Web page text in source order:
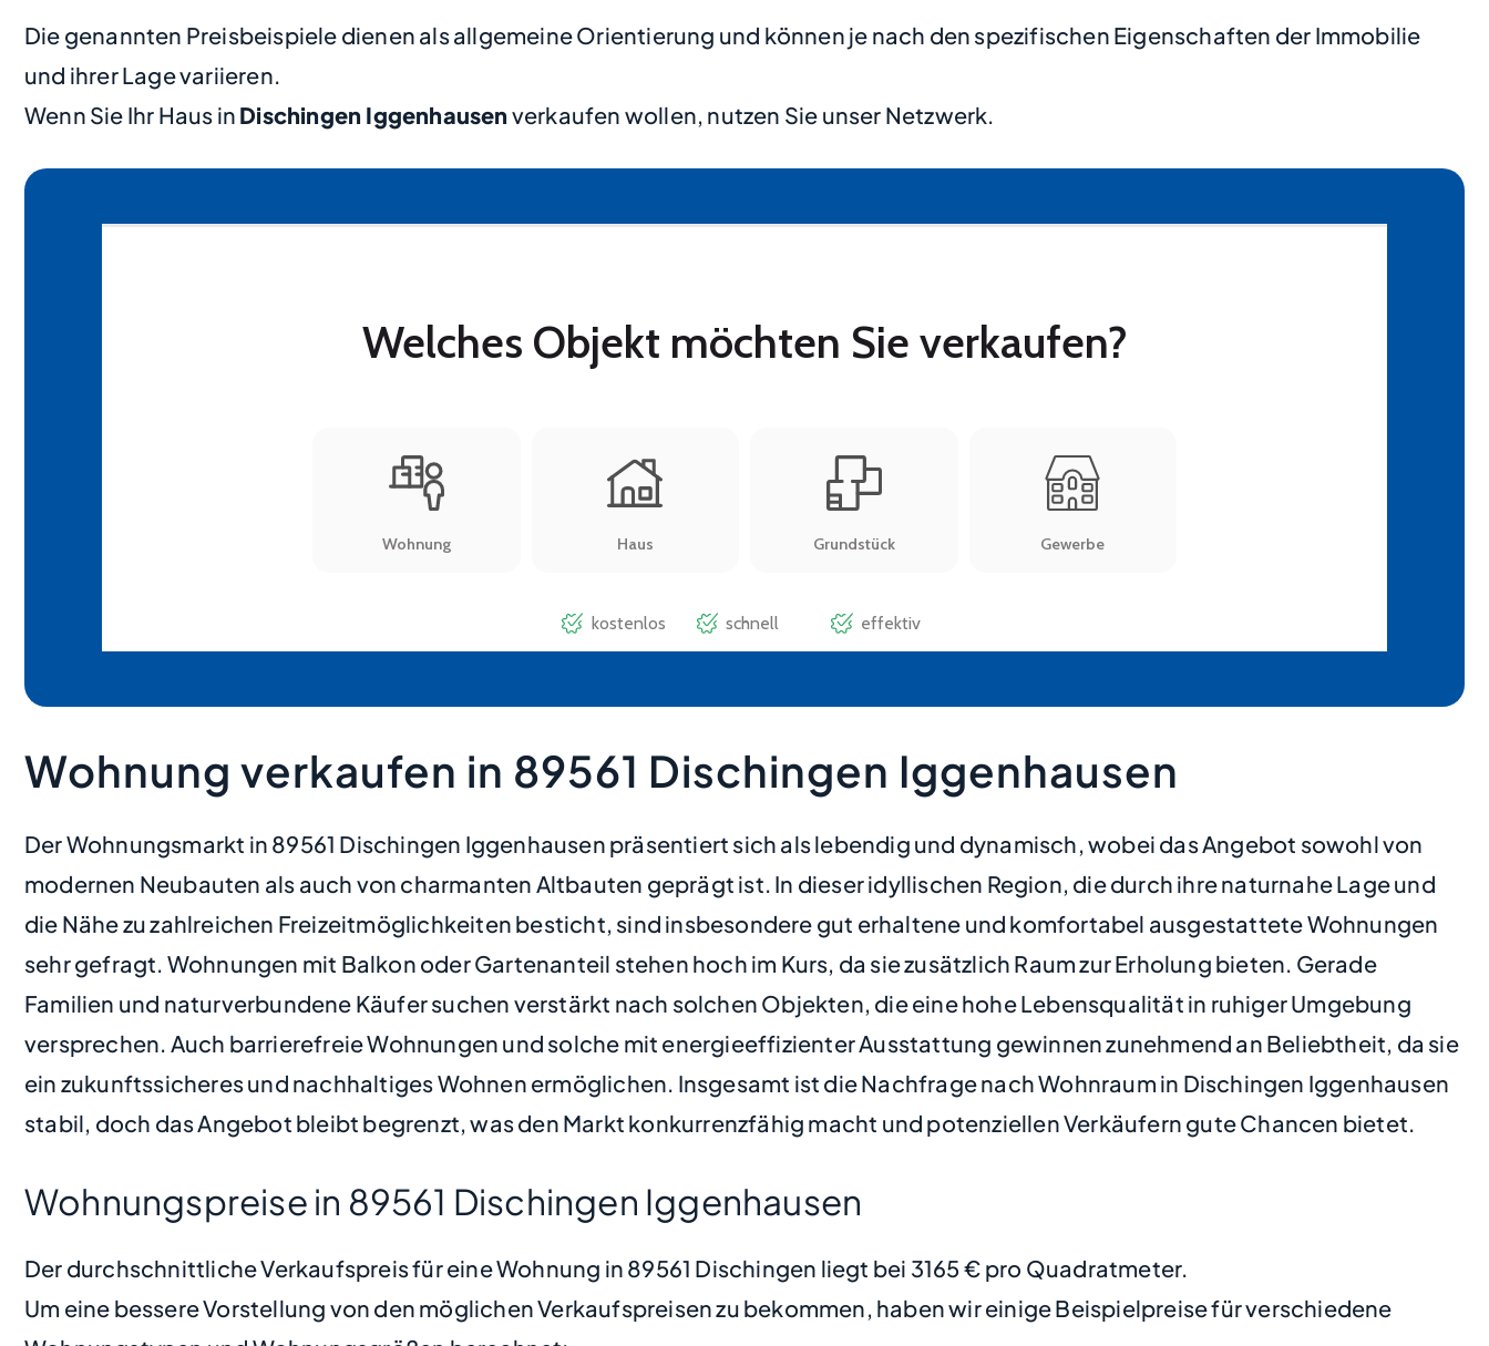
Die genannten Preisbeispiele dienen als allgemeine Orientierung und können je nach den spezifischen Eigenschaften der Immobilie
und ihrer Lage variieren.
Wenn Sie Ihr Haus in Dischingen Iggenhausen verkaufen wollen, nutzen Sie unser Netzwerk.
Wohnung verkaufen in 89561 Dischingen Iggenhausen
Der Wohnungsmarkt in 89561 Dischingen Iggenhausen präsentiert sich als lebendig und dynamisch, wobei das Angebot sowohl von
modernen Neubauten als auch von charmanten Altbauten geprägt ist. In dieser idyllischen Region, die durch ihre naturnahe Lage und
die Nähe zu zahlreichen Freizeitmöglichkeiten besticht, sind insbesondere gut erhaltene und komfortabel ausgestattete Wohnungen
sehr gefragt. Wohnungen mit Balkon oder Gartenanteil stehen hoch im Kurs, da sie zusätzlich Raum zur Erholung bieten. Gerade
Familien und naturverbundene Käufer suchen verstärkt nach solchen Objekten, die eine hohe Lebensqualität in ruhiger Umgebung
versprechen. Auch barrierefreie Wohnungen und solche mit energieeffizienter Ausstattung gewinnen zunehmend an Beliebtheit, da sie
ein zukunftssicheres und nachhaltiges Wohnen ermöglichen. Insgesamt ist die Nachfrage nach Wohnraum in Dischingen Iggenhausen
stabil, doch das Angebot bleibt begrenzt, was den Markt konkurrenzfähig macht und potenziellen Verkäufern gute Chancen bietet.
Wohnungspreise in 89561 Dischingen Iggenhausen
Der durchschnittliche Verkaufspreis für eine Wohnung in 89561 Dischingen liegt bei 3165 € pro Quadratmeter.
Um eine bessere Vorstellung von den möglichen Verkaufspreisen zu bekommen, haben wir einige Beispielpreise für verschiedene